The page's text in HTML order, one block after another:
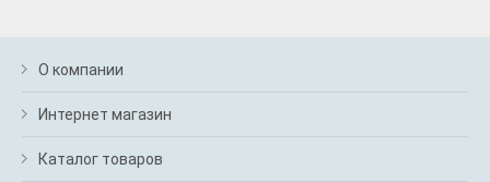
О компании
Интернет магазин
Каталог товаров